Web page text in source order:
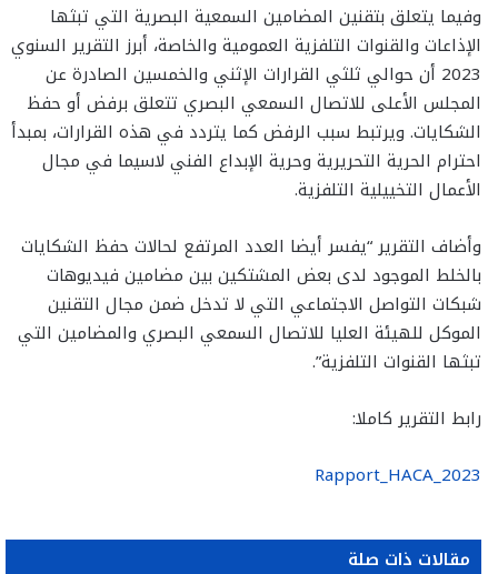
وفيما يتعلق بتقنين المضامين السمعية البصرية التي تبثها
الإذاعات والقنوات التلفزية العمومية والخاصة، أبرز التقرير السنوي
2023 أن حوالي ثلثي القرارات الإثني والخمسين الصادرة عن
المجلس الأعلى للاتصال السمعي البصري تتعلق برفض أو حفظ
الشكايات. ويرتبط سبب الرفض كما يتردد في هذه القرارات، بمبدأ
احترام الحرية التحريرية وحرية الإبداع الفني لاسيما في مجال
الأعمال التخييلية التلفزية.
وأضاف التقرير “يفسر أيضا العدد المرتفع لحالات حفظ الشكايات
بالخلط الموجود لدى بعض المشتكين بين مضامين فيديوهات
شبكات التواصل الاجتماعي التي لا تدخل ضمن مجال التقنين
الموكل للهيئة العليا للاتصال السمعي البصري والمضامين التي
تبثها القنوات التلفزية”.
رابط التقرير كاملا:
Rapport_HACA_2023
مقالات ذات صلة